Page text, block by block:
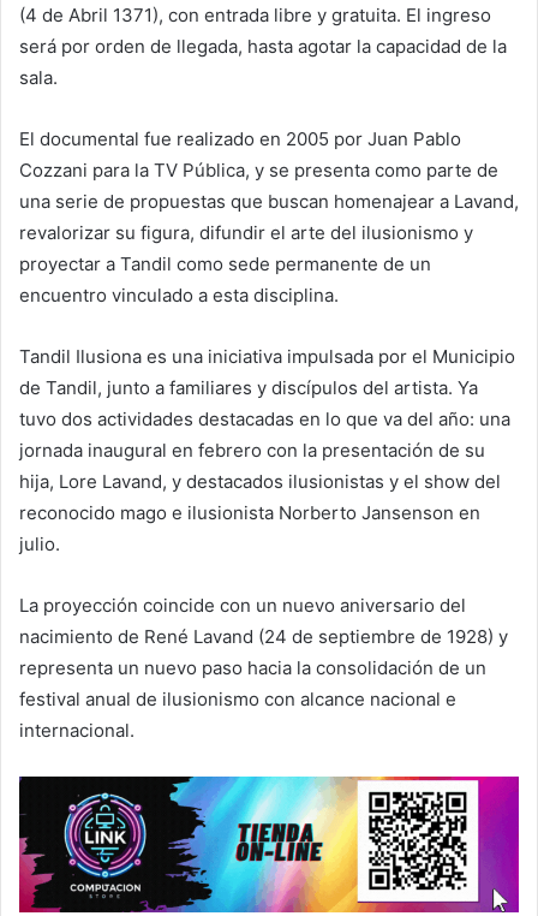
(4 de Abril 1371), con entrada libre y gratuita. El ingreso
será por orden de llegada, hasta agotar la capacidad de la
sala.
El documental fue realizado en 2005 por Juan Pablo
Cozzani para la TV Pública, y se presenta como parte de
una serie de propuestas que buscan homenajear a Lavand,
revalorizar su figura, difundir el arte del ilusionismo y
proyectar a Tandil como sede permanente de un
encuentro vinculado a esta disciplina.
Tandil Ilusiona es una iniciativa impulsada por el Municipio
de Tandil, junto a familiares y discípulos del artista. Ya
tuvo dos actividades destacadas en lo que va del año: una
jornada inaugural en febrero con la presentación de su
hija, Lore Lavand, y destacados ilusionistas y el show del
reconocido mago e ilusionista Norberto Jansenson en
julio.
La proyección coincide con un nuevo aniversario del
nacimiento de René Lavand (24 de septiembre de 1928) y
representa un nuevo paso hacia la consolidación de un
festival anual de ilusionismo con alcance nacional e
internacional.